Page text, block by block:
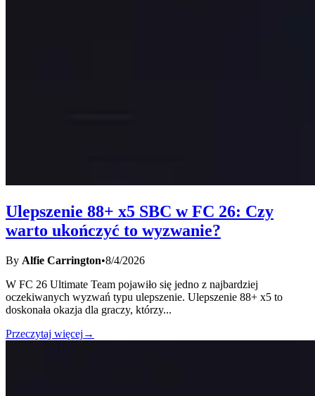
Ulepszenie 88+ x5 SBC w FC 26: Czy
warto ukończyć to wyzwanie?
By Alfie Carrington•8/4/2026
W FC 26 Ultimate Team pojawiło się jedno z najbardziej
oczekiwanych wyzwań typu ulepszenie. Ulepszenie 88+ x5 to
doskonała okazja dla graczy, którzy...
Przeczytaj więcej →